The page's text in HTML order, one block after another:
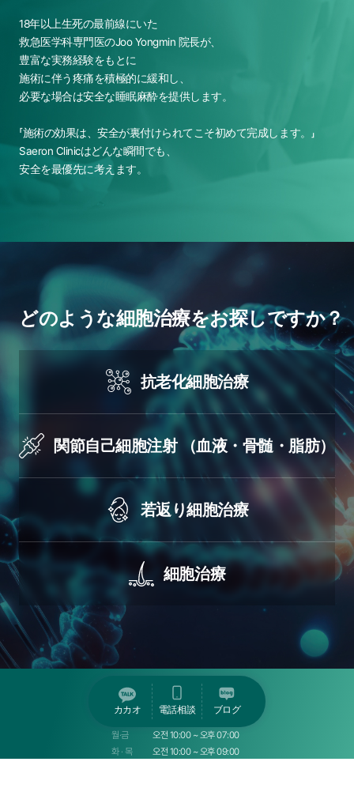
18年以上生死の最前線にいた
救急医学科専門医のJoo Yongmin 院長が、
豊富な実務経験をもとに
施術に伴う疼痛を積極的に緩和し、
必要な場合は安全な睡眠麻酔を提供します。
「施術の効果は、安全が裏付けられてこそ初めて完成します。」
Saeron Clinicはどんな瞬間でも、
安全を最優先に考えます。
どのような細胞治療をお探しですか？
抗老化細胞治療
関節自己細胞注射 （血液・骨髄・脂肪）
若返り細胞治療
細胞治療
診療時間
월·금
오전 10:00 ~ 오후 07:00
화 · 목
오전 10:00 ~ 오후 09:00
カカオ ブログ
電話相談